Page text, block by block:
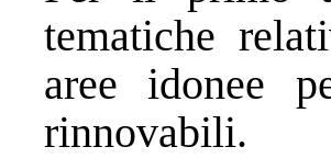
tematiche
aree idonee
rinnovabili.